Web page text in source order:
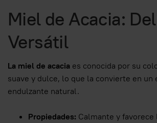
Miel de Acacia:
Versátil
La miel de acacia es conocida por su
suave y dulce, lo que la convierte en un
endulzante natural.
Propiedades: Calmante y